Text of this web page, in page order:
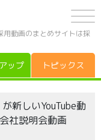
用動画のまとめサイトは採
ップ トピックス
新しいYouTube動
社説明会動画